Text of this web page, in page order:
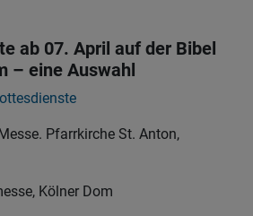
ab 07. April auf der Bibel
– eine Auswahl
Pfarrkirche St. Anton,
Kölner Dom